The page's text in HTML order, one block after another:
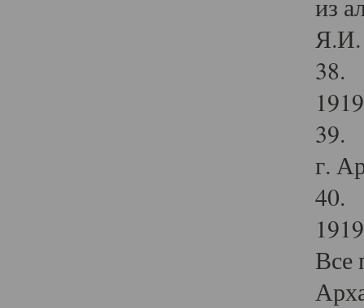
из
Я.И.
38.
39.
г.
40.
Все